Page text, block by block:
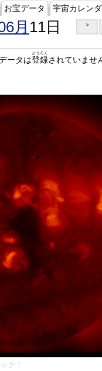
お宝データ 宇宙カレン
月 11日 >
ータは登録
とうろく
されていませ
ク！